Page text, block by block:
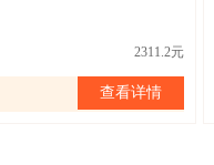
2311.2元
查看详情